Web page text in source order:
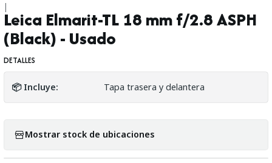
|
Leica Elmarit-TL 18 mm f/2.8 ASPH
(Black) - Usado
DETALLES
📦 Incluye: Tapa trasera y delantera
Mostrar stock de ubicaciones